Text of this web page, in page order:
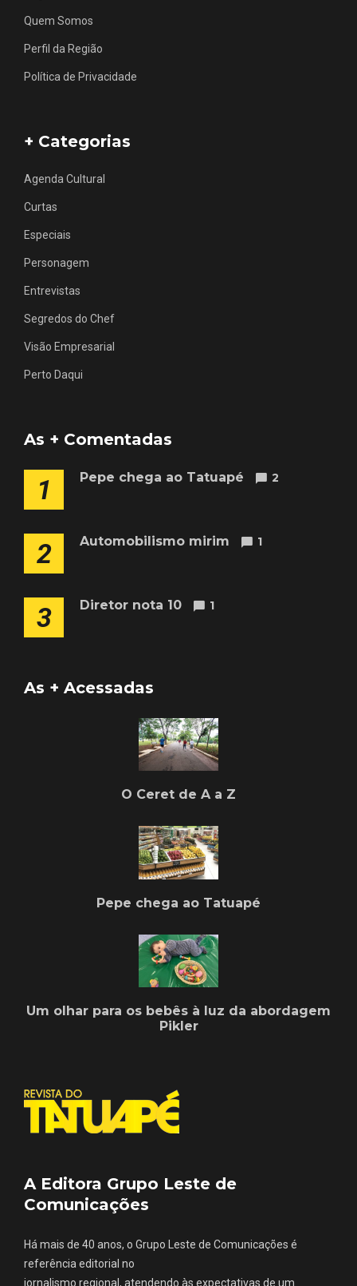
Quem Somos
Perfil da Região
Política de Privacidade
+ Categorias
Agenda Cultural
Curtas
Especiais
Personagem
Entrevistas
Segredos do Chef
Visão Empresarial
Perto Daqui
As + Comentadas
1 Pepe chega ao Tatuapé 2
2 Automobilismo mirim 1
3 Diretor nota 10 1
As + Acessadas
O Ceret de A a Z
Pepe chega ao Tatuapé
Um olhar para os bebês à luz da abordagem
Pikler
A Editora Grupo Leste de
Comunicações
Há mais de 40 anos, o Grupo Leste de Comunicações é
referência editorial no
jornalismo regional, atendendo às expectativas de um